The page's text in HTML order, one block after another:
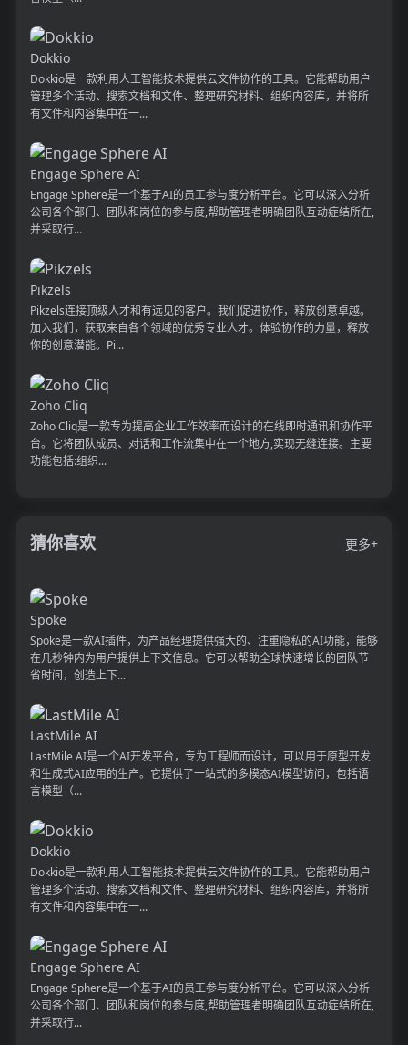
Dokkio
Dokkio是一款利用人工智能技术提供云文件协作的工具。它能帮助用户
管理多个活动、搜索文档和文件、整理研究材料、组织内容库，并将所
有文件和内容集中在一...
Engage Sphere AI
Engage Sphere是一个基于AI的员工参与度分析平台。它可以深入分析
公司各个部门、团队和岗位的参与度,帮助管理者明确团队互动症结所在,
并采取行...
Pikzels
Pikzels连接顶级人才和有远见的客户。我们促进协作，释放创意卓越。
加入我们，获取来自各个领域的优秀专业人才。体验协作的力量，释放
你的创意潜能。Pi...
Zoho Cliq
Zoho Cliq是一款专为提高企业工作效率而设计的在线即时通讯和协作平
台。它将团队成员、对话和工作流集中在一个地方,实现无缝连接。主要
功能包括:组织...
猜你喜欢 更多+
Spoke
Spoke是一款AI插件，为产品经理提供强大的、注重隐私的AI功能，能够
在几秒钟内为用户提供上下文信息。它可以帮助全球快速增长的团队节
省时间，创造上下...
LastMile AI
LastMile AI是一个AI开发平台，专为工程师而设计，可以用于原型开发
和生成式AI应用的生产。它提供了一站式的多模态AI模型访问，包括语
言模型（...
Dokkio
Dokkio是一款利用人工智能技术提供云文件协作的工具。它能帮助用户
管理多个活动、搜索文档和文件、整理研究材料、组织内容库，并将所
有文件和内容集中在一...
Engage Sphere AI
Engage Sphere是一个基于AI的员工参与度分析平台。它可以深入分析
公司各个部门、团队和岗位的参与度,帮助管理者明确团队互动症结所在,
并采取行...